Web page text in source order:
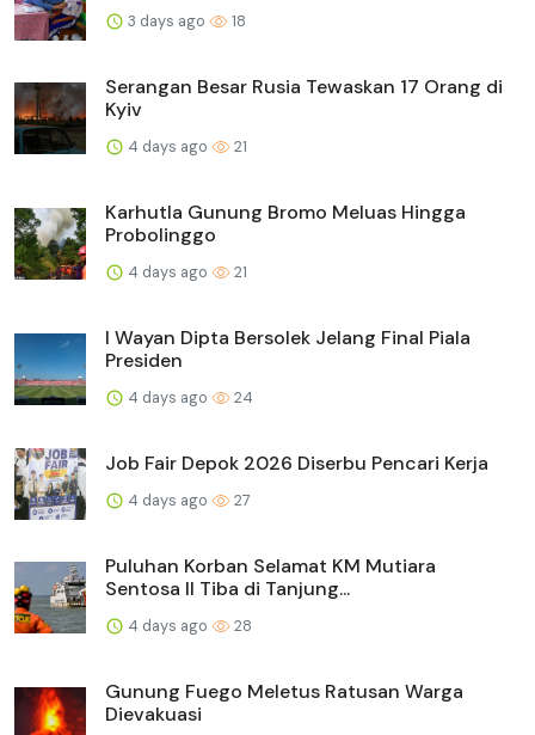
3 days ago 18
Serangan Besar Rusia Tewaskan 17 Orang di
Kyiv
4 days ago 21
Karhutla Gunung Bromo Meluas Hingga
Probolinggo
4 days ago 21
I Wayan Dipta Bersolek Jelang Final Piala
Presiden
4 days ago 24
Job Fair Depok 2026 Diserbu Pencari Kerja
4 days ago 27
Puluhan Korban Selamat KM Mutiara
Sentosa II Tiba di Tanjung...
4 days ago 28
Gunung Fuego Meletus Ratusan Warga
Dievakuasi